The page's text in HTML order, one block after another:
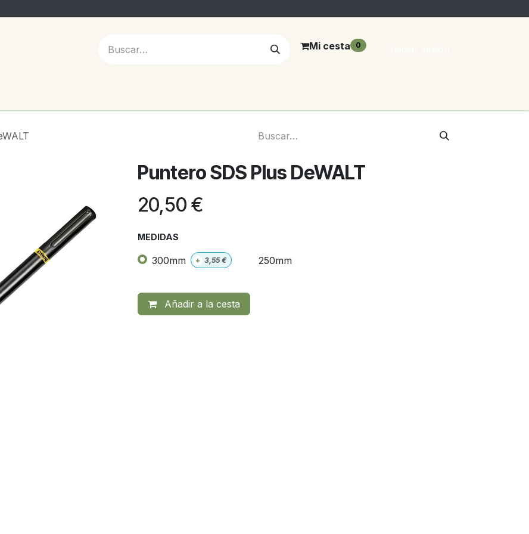
Mi cesta 0
Puntero SDS Plus DeWALT
20,50 €
MEDIDAS
300mm + 3,55€ 250mm
Añadir a la cesta